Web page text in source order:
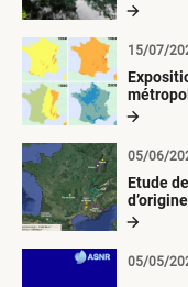
15/07/
Etude
05/06/
05/05/